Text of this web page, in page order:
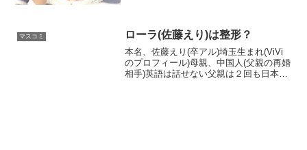
マスコミ ローラ(佐藤えり)は整形？
本名、佐藤えり(卒アル)埼玉生まれ(ViVi
のプロフィール)母親、中国人(父親の再婚
相手)英語は話せない父親は２回も日本で